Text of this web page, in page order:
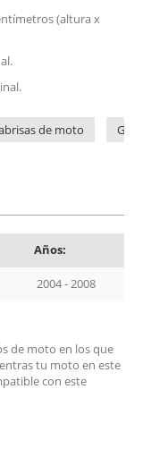
(altura x
de moto Givi
Años:
2004 - 2008
de moto en los que
tu moto en este
con este